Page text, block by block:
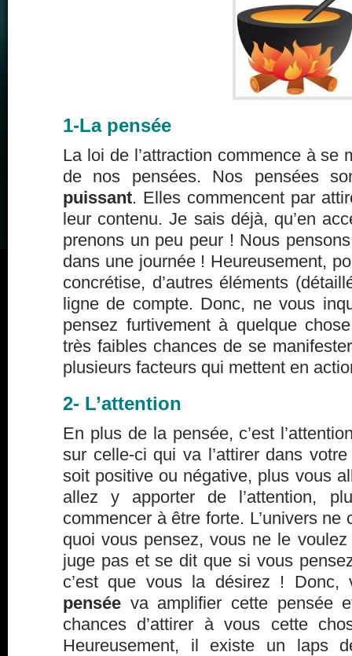
1-La pensée
La loi de l’attraction commence à se
de nos pensées. Nos pensées
puissant. Elles commencent par
leur contenu. Je sais déjà, qu’en
prenons un peu peur ! Nous
dans une journée ! Heureusement,
concrétise, d’autres éléments
ligne de compte. Donc, ne vous
pensez furtivement à quelque
très faibles chances de se
plusieurs facteurs qui mettent en
2- L’attention
En plus de la pensée, c’est
sur celle-ci qui va l’attirer dans
soit positive ou négative, plus vous
allez y apporter de l’attention,
commencer à être forte. L’univers
quoi vous pensez, vous ne le
juge pas et se dit que si vous
c’est que vous la désirez !
pensée va amplifier cette pensée
chances d’attirer à vous cette
Heureusement, il existe un laps